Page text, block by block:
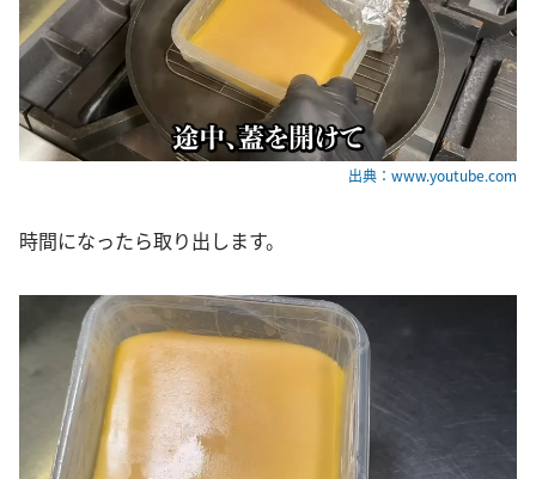
出典：www.youtube.com
時間になったら取り出します。